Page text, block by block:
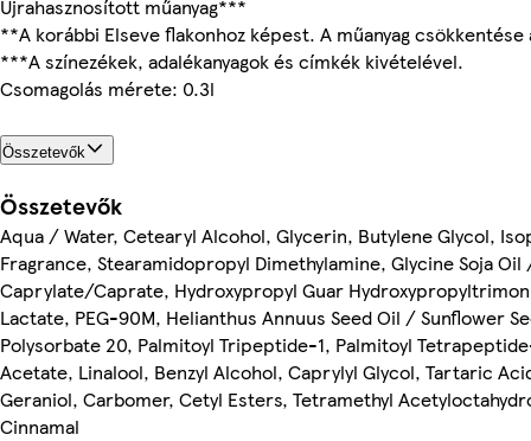
Újrahasznosított műanyag***
**A korábbi Elseve flakonhoz képest. A műanyag
***A színezékek, adalékanyagok és címkék kivételével.
Csomagolás mérete: 0.3l
Összetevők
Összetevők
Aqua / Water, Cetearyl Alcohol, Glycerin, Butylene Glycol,
Fragrance, Stearamidopropyl Dimethylamine, Glycine Soja
Caprylate/Caprate, Hydroxypropyl Guar
Lactate, PEG-90M, Helianthus Annuus Seed Oil / Sunflower
Polysorbate 20, Palmitoyl Tripeptide-1, Palmitoyl
Acetate, Linalool, Benzyl Alcohol, Caprylyl Glycol, Tartaric
Geraniol, Carbomer, Cetyl Esters, Tetramethyl
Cinnamal